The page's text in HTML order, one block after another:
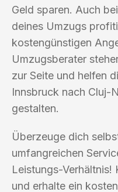
Geld sparen. Auch
deines Umzugs
kostengünstigen
Umzugsberater
zur Seite und helfen
Innsbruck nach Cluj-
gestalten.
Überzeuge dich
umfangreichen
Leistungs-Verhältnis!
und erhalte ein